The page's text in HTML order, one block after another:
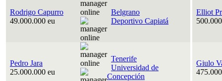
Rodrigo Capurro
49.000.000 eu
Belgrano
Deportivo Capiatá
Elliot
Pedro Jara
25.000.000 eu
Tenerife
Universidad de
Concepción
Giulo